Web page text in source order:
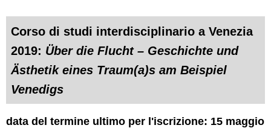
Corso di studi interdisciplinario a Venezia
2019: Über die Flucht – Geschichte und
Ästhetik eines Traum(a)s am Beispiel
Venedigs
data del termine ultimo per l'iscrizione: 15 maggio